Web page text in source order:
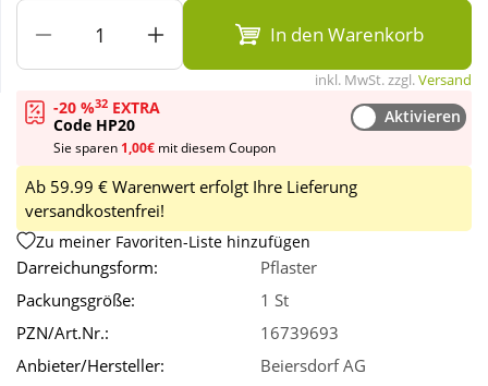
Wellness
In den Warenkorb
inkl. MwSt. zzgl.Versand
-20 %32 EXTRA
Code HP20
Aktivieren
Sie sparen 1,00€ mit diesem Coupon
Ab 59.99 € Warenwert erfolgt Ihre Lieferung
versandkostenfrei!
Zu meiner Favoriten-Liste hinzufügen
Darreichungsform:
Pflaster
Packungsgröße:
1 St
PZN/Art.Nr.:
16739693
Anbieter/Hersteller:
Beiersdorf AG